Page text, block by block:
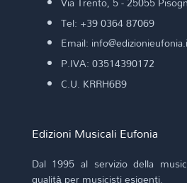
Tel: +39 0364 87069
Email:
P.IVA: 03514390172
C.U. KRRH6B9
Edizioni Musicali Eufonia
Dal 1995 al servizio della
qualità per musicisti esigenti.